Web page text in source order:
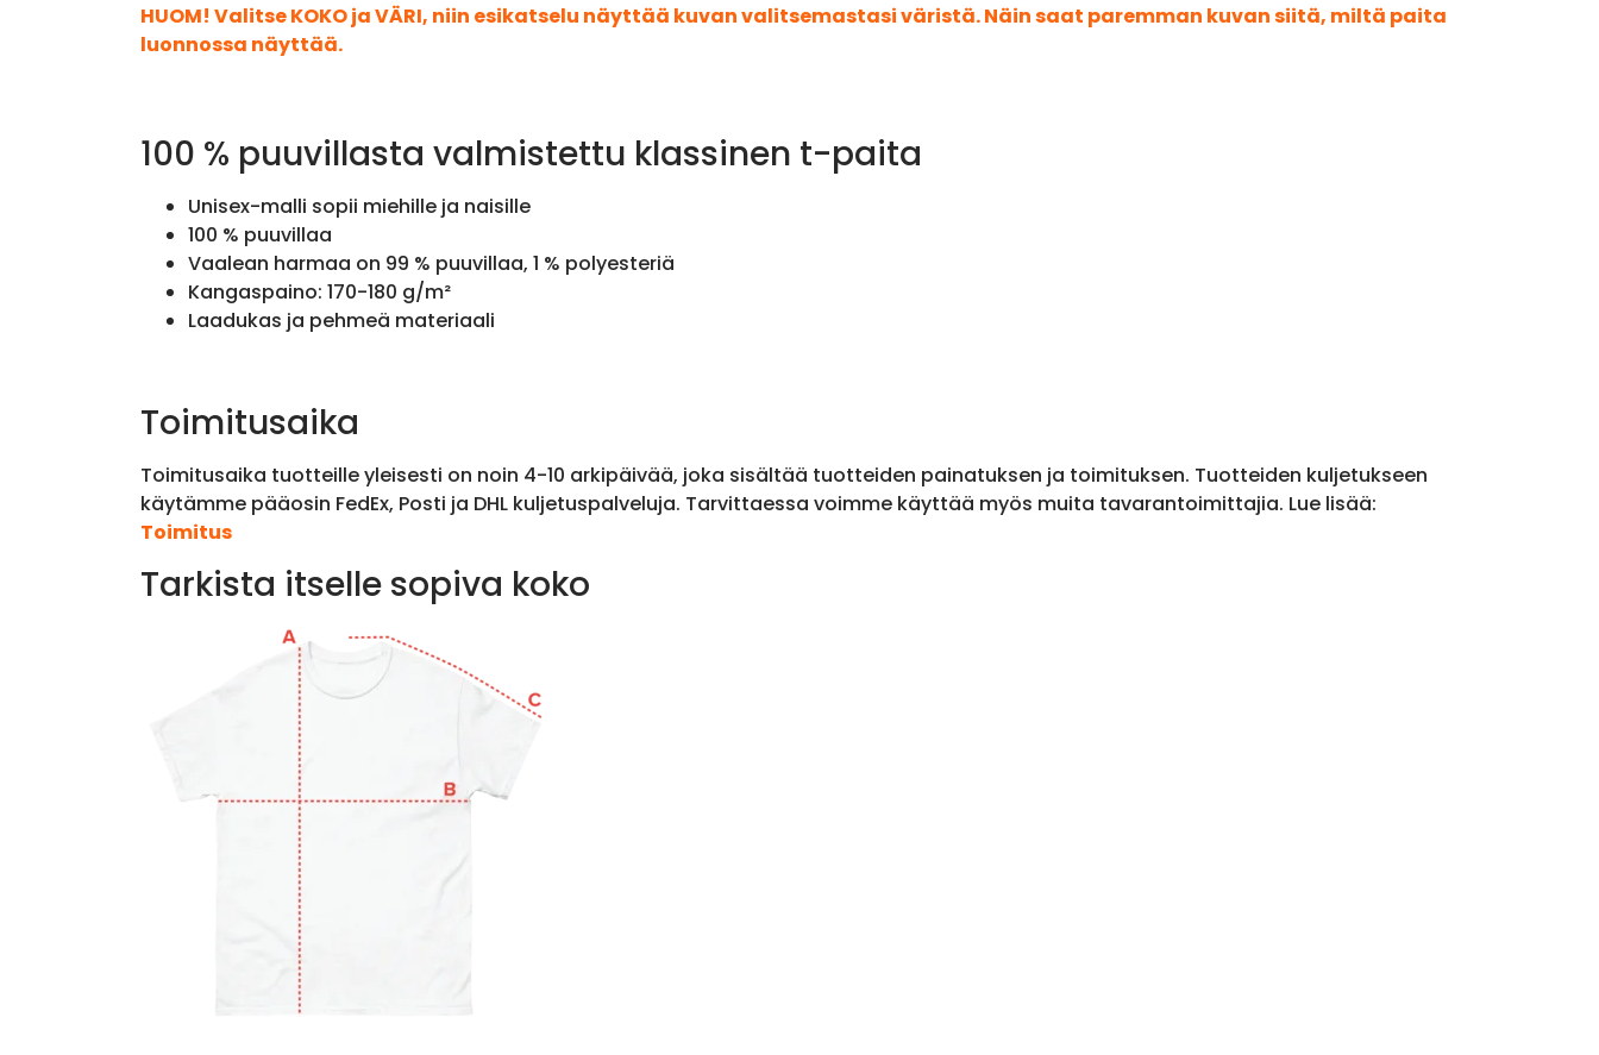
HUOM! Valitse KOKO ja VÄRI, niin esikatselu näyttää kuvan valitsemastasi väristä. Näin saat paremman kuvan siitä, miltä paita
luonnossa näyttää.
100 % puuvillasta valmistettu klassinen t-paita
Unisex-malli sopii miehille ja naisille
100 % puuvillaa
Vaalean harmaa on 99 % puuvillaa, 1 % polyesteriä
Kangaspaino: 170-180 g/m²
Laadukas ja pehmeä materiaali
Toimitusaika
Toimitusaika tuotteille yleisesti on noin 4-10 arkipäivää, joka sisältää tuotteiden painatuksen ja toimituksen. Tuotteiden kuljetukseen
käytämme pääosin FedEx, Posti ja DHL kuljetuspalveluja. Tarvittaessa voimme käyttää myös muita tavarantoimittajia. Lue lisää:
Toimitus
Tarkista itselle sopiva koko